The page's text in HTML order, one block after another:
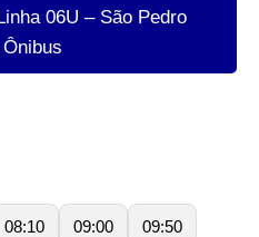
06U – São Pedro
08:10 09:00 09:50